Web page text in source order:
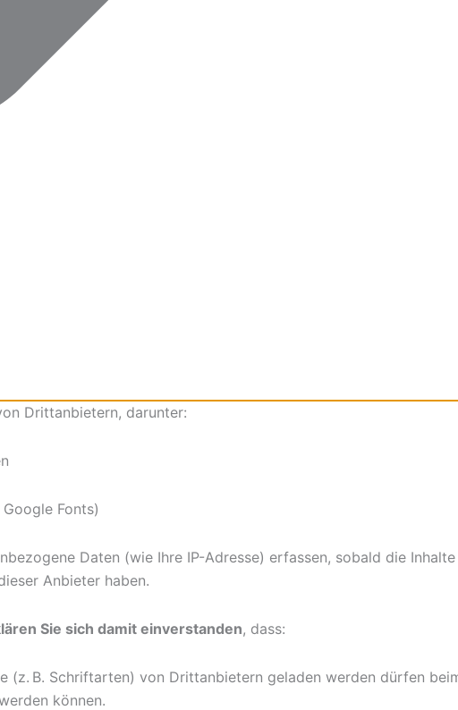
Drittanbietern, darunter:
Google Fonts)
Daten (wie Ihre IP-Adresse) erfassen, sobald die
Anbieter haben.
Sie sich damit einverstanden, dass:
(z. B. Schriftarten) von Drittanbietern geladen werden dürfen
können.